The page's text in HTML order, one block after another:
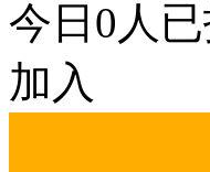
今日 0 人
加入